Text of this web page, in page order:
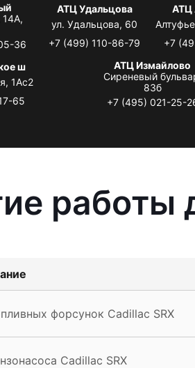
36
АТЦ Удальцова
ул. Удальцова, 60
+7 (499) 110-86-79
АТЦ
+7
ш
1Ас2
65
АТЦ Измайлово
Сиреневый
83б
+7 (495) 021-25-
работы
форсунок Cadillac SRX
Cadillac SRX